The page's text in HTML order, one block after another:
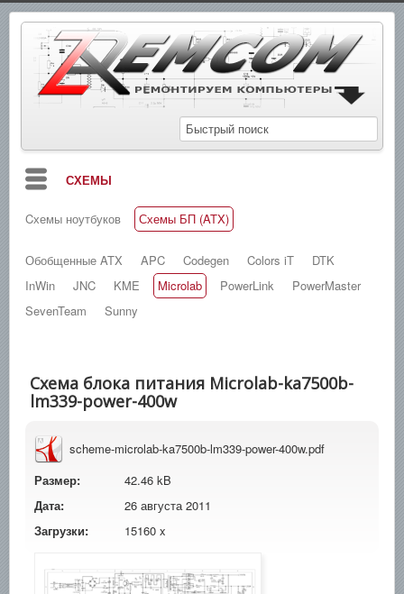
СХЕМЫ
БЛОГ
МАНУАЛЫ
СПРАВОЧНИКИ
ПОИСК
Cхемы ноутбуков Схемы БП (ATX)
Обобщенные ATX APC Codegen Colors iT
DTK
InWin
JNC KME Microlab PowerLink
PowerMaster
SevenTeam
Sunny
Схема блока питания Microlab-ka7500b-
lm339-power-400w
scheme-microlab-ka7500b-lm339-power-400w.pdf
Размер:
42.46 kB
Дата:
26 августа 2011
Загрузки:
15160 x